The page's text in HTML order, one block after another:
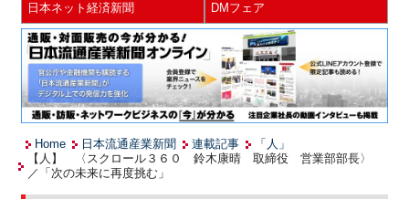
日本ネット経済新聞 DMフェア
Home 日本流通産業新聞 連載記事
「人」
【人】 〈スクロール３６０ 鈴木康晴 取締役 営業部部長〉
／「次の未来に再度挑む」